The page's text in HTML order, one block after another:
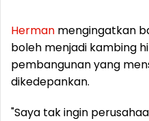
Herman mengingatkan
boleh menjadi kambing
pembangunan yang
dikedepankan.
"Saya tak ingin